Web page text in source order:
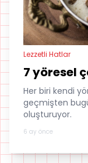
Lezzetli Hatlar
7 yöresel
Her biri kendi
geçmişten
oluşturuyor.
6 ay önce